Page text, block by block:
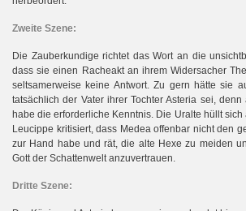
Zweite Szene:
Die Zauberkundige richtet das Wort an die
dass sie einen Racheakt an ihrem Widersacher
seltsamerweise keine Antwort. Zu gern hätte sie
tatsächlich der Vater ihrer Tochter Asteria sei,
habe die erforderliche Kenntnis. Die Uralte hüllt sich
Leucippe kritisiert, dass Medea offenbar nicht den
zur Hand habe und rät, die alte Hexe zu meiden
Gott der Schattenwelt anzuvertrauen.
Dritte Szene: